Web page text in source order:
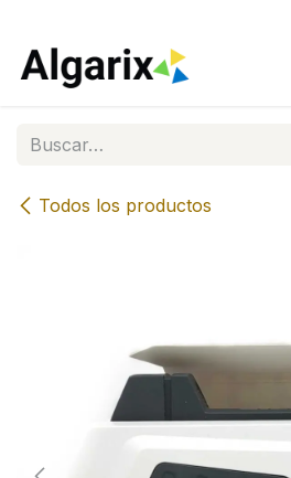
Todos los productos